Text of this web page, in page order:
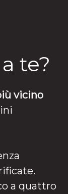
te?
vicino
a quattro